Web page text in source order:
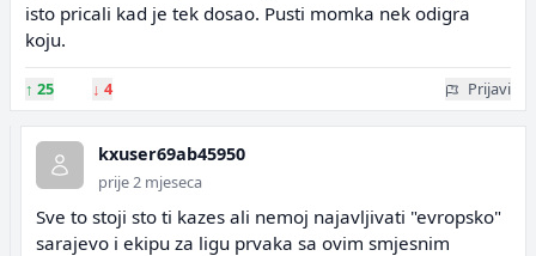
isto pricali kad je tek dosao. Pusti momka nek odigra
koju.
↑ 25 ↓ 4 Prijavi
kxuser69ab45950
prije 2 mjeseca
Sve to stoji sto ti kazes ali nemoj najavljivati "evropsko"
sarajevo i ekipu za ligu prvaka sa ovim smjesnim